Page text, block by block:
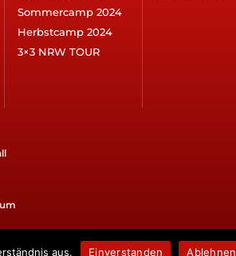
Sommercamp 2024
Herbstcamp 2024
3×3 NRW TOUR
aus. Einverstanden Ablehnen